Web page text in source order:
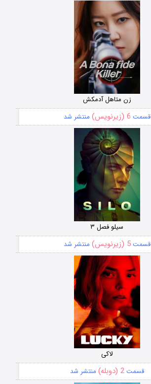
زن متاهل آدمکش
قسمت 6 (زیرنویس) منتشر شد
سیلو فصل ۳
قسمت5 (زیرنویس) منتشر شد
لاکی
قسمت2 (دوبله) منتشر شد